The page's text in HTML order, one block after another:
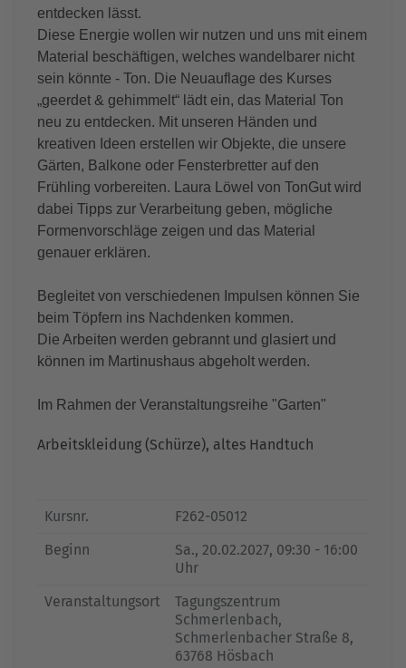
entdecken lässt.
Diese Energie wollen wir nutzen und uns mit einem
Material beschäftigen, welches wandelbarer nicht
sein könnte - Ton. Die Neuauflage des Kurses
„geerdet & gehimmelt“ lädt ein, das Material Ton
neu zu entdecken. Mit unseren Händen und
kreativen Ideen erstellen wir Objekte, die unsere
Gärten, Balkone oder Fensterbretter auf den
Frühling vorbereiten. Laura Löwel von TonGut wird
dabei Tipps zur Verarbeitung geben, mögliche
Formenvorschläge zeigen und das Material
genauer erklären.
Begleitet von verschiedenen Impulsen können Sie
beim Töpfern ins Nachdenken kommen.
Die Arbeiten werden gebrannt und glasiert und
können im Martinushaus abgeholt werden.
Im Rahmen der Veranstaltungsreihe "Garten"
Arbeitskleidung (Schürze), altes Handtuch
Kursnr.
F262-05012
Beginn
Sa., 20.02.2027, 09:30 - 16:00
Uhr
Veranstaltungsort
Tagungszentrum
Schmerlenbach,
Schmerlenbacher Straße 8,
63768 Hösbach